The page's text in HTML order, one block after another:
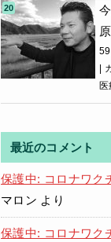
|
医
最近のコメント
保護中: コロナワク
マロン より
保護中: コロナワク